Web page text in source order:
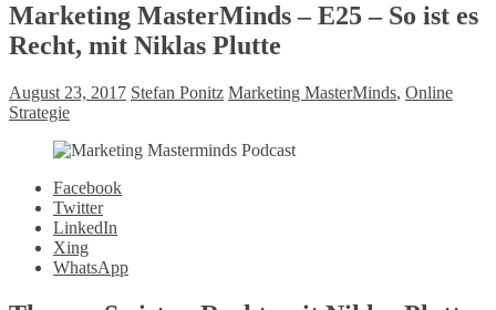
Marketing MasterMinds – E25 – So ist es
Recht, mit Niklas Plutte
August 23, 2017 Stefan Ponitz Marketing MasterMinds, Online
Strategie
Facebook
Twitter
LinkedIn
Xing
WhatsApp